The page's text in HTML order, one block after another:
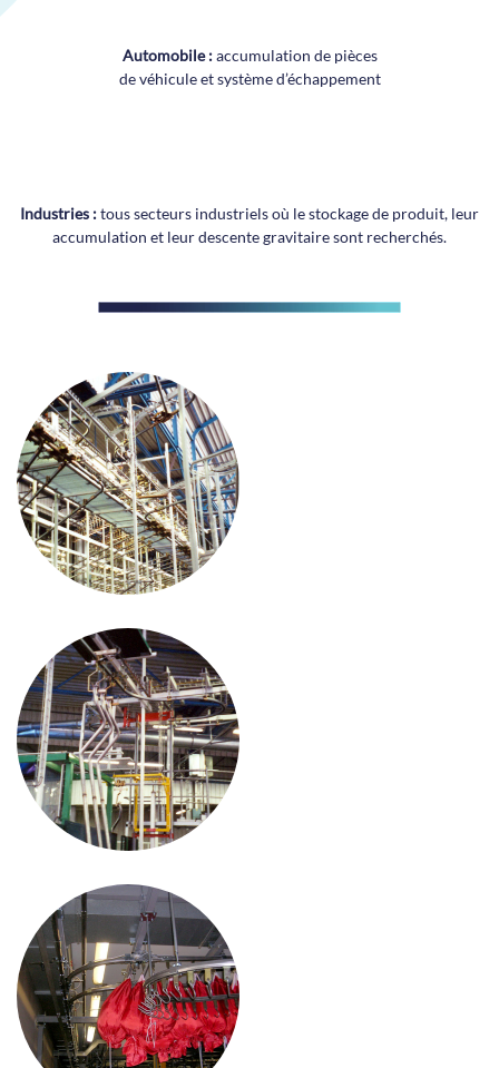
Automobile :accumulation de pièces
de véhicule et système d’échappement
Industries :tous secteurs industriels où le stockage de produit, leur
accumulation et leur descente gravitaire sont recherchés.